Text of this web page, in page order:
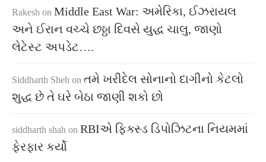
Rakesh on Middle East War: અમેરિકા, ઈઝરાયલ
અને ઈરાન વચ્ચે છઠ્ઠા દિવસે યુદ્ધ ચાલુ, જાણો
લેટેસ્ટ અપડેટ….
Siddharth Sheh on તમે ખરીદેલ સોનાનો દાગીનો કેટલો
શુદ્ધ છે તે ઘરે બેઠા જાણી શકો છો
siddharth shah on RBIએ ફિક્સ્ડ ડિપોઝિટના નિયમમાં
ફેરફાર કર્યો